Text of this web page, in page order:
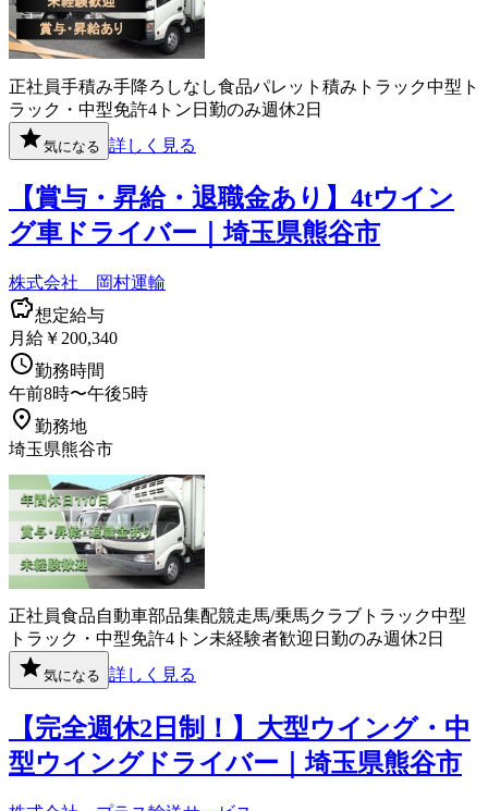
正社員手積み手降ろしなし食品パレット積み トラック中型ト
ラック・中型免許4トン 日勤のみ週休2日
気になる 詳しく見る
【賞与・昇給・退職金あり】4tウイン
グ車ドライバー｜埼玉県熊谷市
株式会社 岡村運輸
想定給与
月給￥200,340
勤務時間
午前8時〜午後5時
勤務地
埼玉県熊谷市
正社員食品自動車部品集配競走馬/乗馬クラブ トラック中型
トラック・中型免許4トン未経験者歓迎 日勤のみ週休2日
気になる 詳しく見る
【完全週休2日制！】大型ウイング・中
型ウイングドライバー｜埼玉県熊谷市